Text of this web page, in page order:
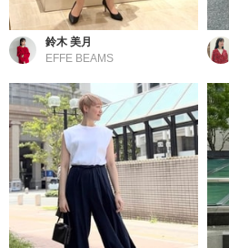
鈴木 美月
EFFE BEAMS